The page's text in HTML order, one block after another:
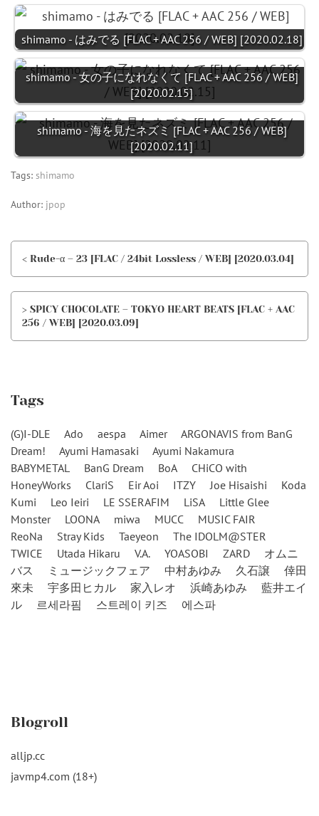
shimamo - はみでる [FLAC + AAC 256 / WEB] [2020.02.18]
shimamo - 女の子になれなくて [FLAC + AAC 256 / WEB]
[2020.02.15]
shimamo - 海を見たネズミ [FLAC + AAC 256 / WEB]
[2020.02.11]
Tags: shimamo
Author: jpop
< Rude-α – 23 [FLAC / 24bit Lossless / WEB] [2020.03.04]
> SPICY CHOCOLATE – TOKYO HEART BEATS [FLAC + AAC
256 / WEB] [2020.03.09]
Tags
(G)I-DLE Ado aespa Aimer
ARGONAVIS from BanG
Dream!
Ayumi Hamasaki
Ayumi Nakamura
BABYMETAL
BanG Dream BoA
CHiCO with
HoneyWorks
ClariS Eir Aoi ITZY Joe Hisaishi
Koda
Kumi
Leo Ieiri LE SSERAFIM LiSA
Little Glee
Monster
LOONA miwa MUCC
MUSIC FAIR
ReoNa
Stray Kids Taeyeon
The IDOLM@STER
TWICE
Utada Hikaru V.A. YOASOBI ZARD
オムニ
バス
ミュージックフェア 中村あゆみ 久石譲
倖田
來未
宇多田ヒカル 家入レオ 浜崎あゆみ
藍井エイ
ル
르세라핌 스트레이 키즈 에스파
Blogroll
alljp.cc
javmp4.com (18+)